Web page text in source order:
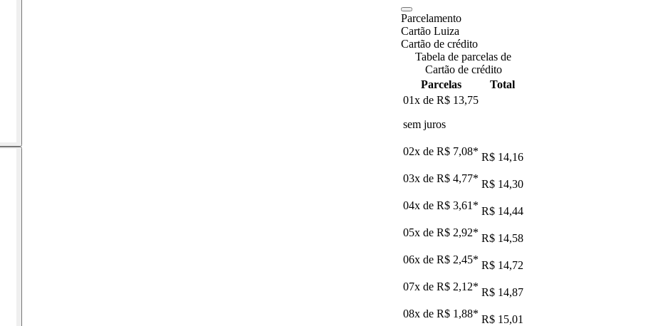
Parcelamento
Cartão Luiza
Cartão de crédito
Tabela de parcelas de
Cartão de crédito
Parcelas
Total
01x de R$ 13,75
sem juros
02x de R$ 7,08* R$ 14,16
03x de R$ 4,77* R$ 14,30
04x de R$ 3,61 * R$ 14,44
05x de R$ 2,92* R$ 14,58
06x de R$ 2,45* R$ 14,72
07x de R$ 2,12* R$ 14,87
08x de R$ 1,88* R$ 15,01